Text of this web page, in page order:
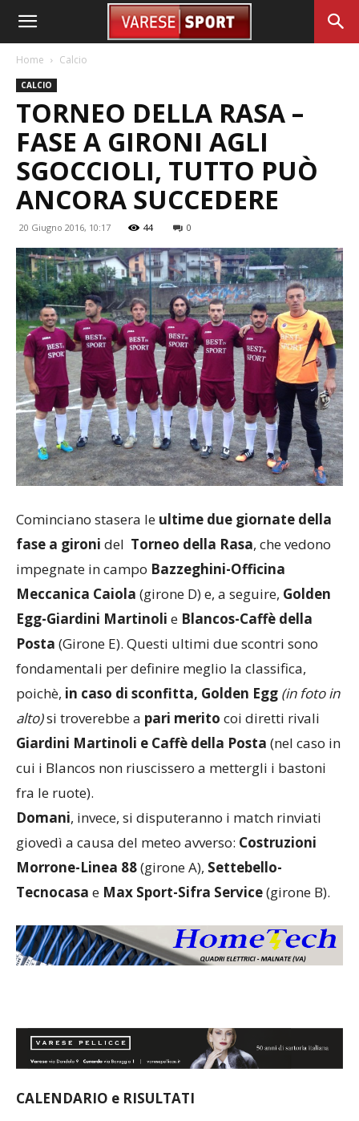
Home Calcio
CALCIO
TORNEO DELLA RASA –
FASE A GIRONI AGLI
SGOCCIOLI, TUTTO PUÒ
ANCORA SUCCEDERE
20 Giugno 2016, 10:17 44 0
Cominciano stasera le ultime due giornate della
fase a gironi del Torneo della Rasa, che vedono
impegnate in campo Bazzeghini-Officina
Meccanica Caiola (girone D) e, a seguire, Golden
Egg-Giardini Martinoli e Blancos-Caffè della
Posta (Girone E). Questi ultimi due scontri sono
fondamentali per definire meglio la classifica,
poichè, in caso di sconfitta, Golden Egg (in foto in
alto)si troverebbe a pari merito coi diretti rivali
Giardini Martinoli e Caffè della Posta (nel caso in
cui i Blancos non riuscissero a mettergli i bastoni
fra le ruote).
Domani, invece, si disputeranno i match rinviati
giovedì a causa del meteo avverso: Costruzioni
Morrone-Linea 88(girone A), Settebello-
Tecnocasa e Max Sport-Sifra Service(girone B).